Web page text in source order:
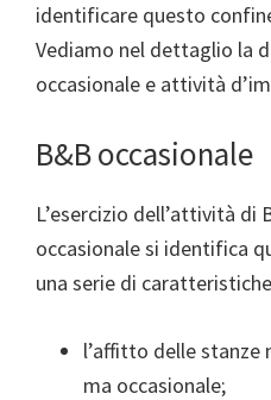
identificare questo
Vediamo nel dettaglio la
occasionale e attività
B&B occasionale
L’esercizio dell’attività di
occasionale si identifica
una serie di
l’affitto delle stanze
ma occasionale;